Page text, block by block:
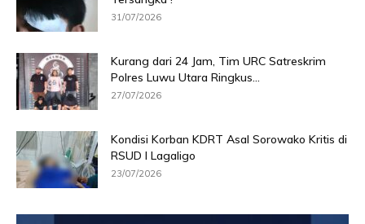
31/07/2026
Kurang dari 24 Jam, Tim URC Satreskrim
Polres Luwu Utara Ringkus...
27/07/2026
Kondisi Korban KDRT Asal Sorowako Kritis di
RSUD I Lagaligo
23/07/2026